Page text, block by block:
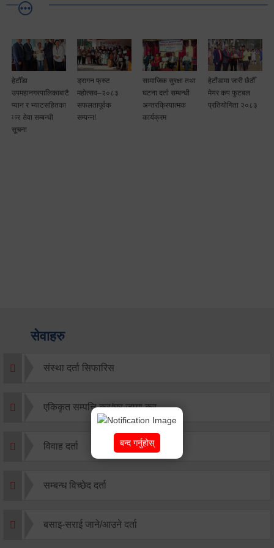
र भ्याटसहितका
सम्बन्धी
ड्रागन फ्रुट
महोत्सव–२०८३
सफलतापूर्वक
सामाजिक सुरक्षा तथा
घटना दर्ता सम्बन्धी
अन्तरक्रियात्मक
कार्यक्रम
हेटौंडामा जारी छैठौँ
मेयर कप फुटबल
प्रतियोगिता २०८३
पूर्ण
सेवाहरु
संस्था दर्ता सिफारिस
एकिकृत सम्पत्ति कर/घर जग्गा कर
विवाह दर्ता
सम्बन्ध विच्छेद दर्ता
बसाइ-सराई जाने/आउने दर्ता
बन्द गर्नुहोस्